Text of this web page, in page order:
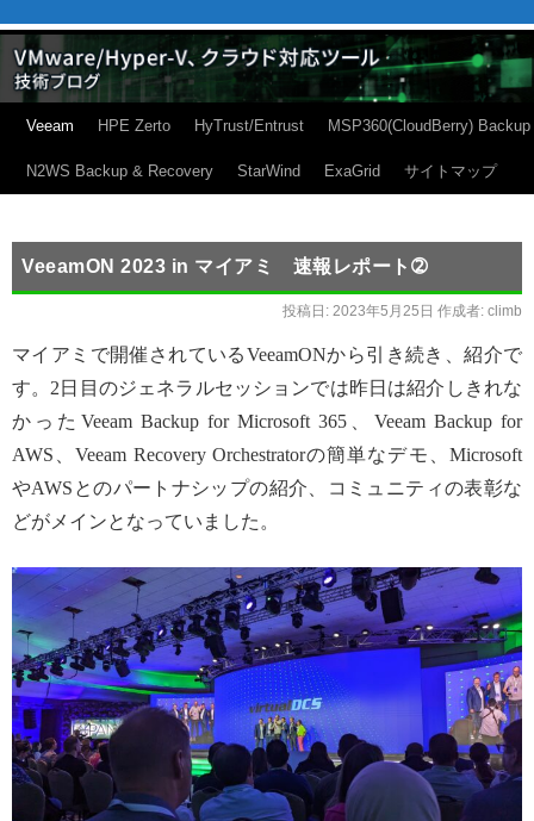
Veeam HPE Zerto HyTrust/Entrust MSP360(CloudBerry) Backup
N2WS Backup & Recovery StarWind ExaGrid サイトマップ
VeeamON 2023 in マイアミ 速報レポート➁
投稿日: 2023年5月25日 作成者: climb
マイアミで開催されているVeeamONから引き続き、紹介で
す。2日目のジェネラルセッションでは昨日は紹介しきれな
かったVeeam Backup for Microsoft 365、Veeam Backup for
AWS、Veeam Recovery Orchestratorの簡単なデモ、Microsoft
やAWSとのパートナシップの紹介、コミュニティの表彰な
どがメインとなっていました。